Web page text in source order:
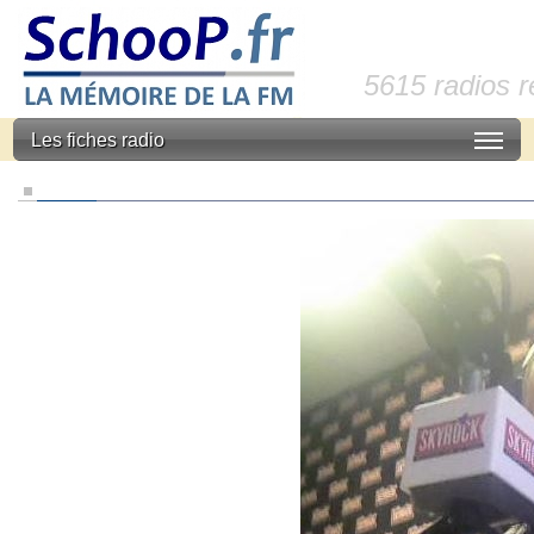
5615 radios
Les fiches radio